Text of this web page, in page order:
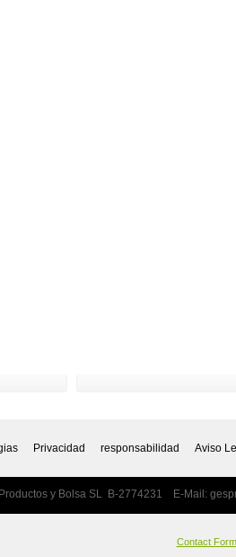
Privacidad responsabilidad Aviso
y Bolsa SL B-2774231 E-Mail:
Contact Form